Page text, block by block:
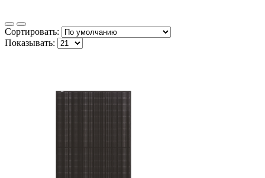
Сортировать:
Показывать: